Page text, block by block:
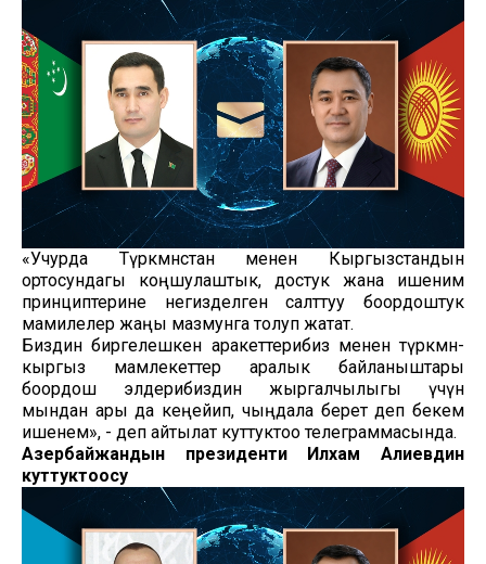
«Учурда Түркмөнстан менен Кыргызстандын
ортосундагы коңшулаштык, достук жана ишеним
принциптерине негизделген салттуу боордоштук
мамилелер жаңы мазмунга толуп жатат.
Биздин биргелешкен аракеттерибиз менен түркмөн-
кыргыз мамлекеттер аралык байланыштары
боордош элдерибиздин жыргалчылыгы үчүн
мындан ары да кеңейип, чыңдала берет деп бекем
ишенем», - деп айтылат куттуктоо телеграммасында.
Азербайжандын президенти Илхам Алиевдин
куттуктоосу